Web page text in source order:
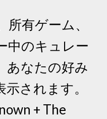
有ゲーム、
中のキュレー
あなたの好み
されます。
+ The